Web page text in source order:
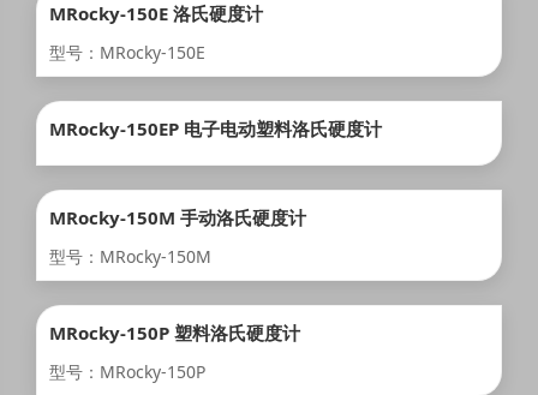
MRocky-150E 洛氏硬度计
型号：MRocky-150E
MRocky-150EP 电子电动塑料洛氏硬度计
MRocky-150M 手动洛氏硬度计
型号：MRocky-150M
MRocky-150P 塑料洛氏硬度计
型号：MRocky-150P